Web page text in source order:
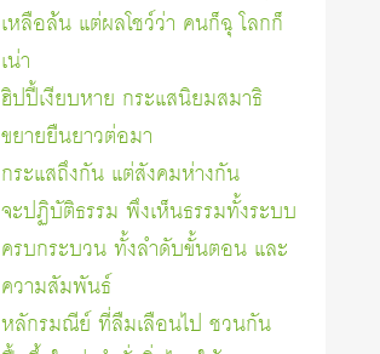
เหลือล้น แต่ผลโชว์ว่า คนก็ฉุ โลกก็
เน่า
ฮิปปี้เงียบหาย กระแสนิยมสมาธิ
ขยายยืนยาวต่อมา
กระแสถึงกัน แต่สังคมห่างกัน
จะปฏิบัติธรรม พึงเห็นธรรมทั้งระบบ
ครบกระบวน ทั้งลำดับขั้นตอน และ
ความสัมพันธ์
หลักรมณีย์ ที่ลืมเลือนไป ชวนกัน